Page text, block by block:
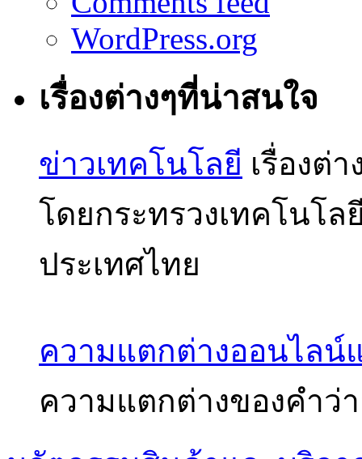
WordPress.org
เรื่องต่างๆที่น่าสนใจ
ข่าวเทคโนโลยี เรื่องต่
โดยกระทรวงเทคโนโ
ประเทศไทย
ความแตกต่างออนไลน์
ความแตกต่างของคำว่